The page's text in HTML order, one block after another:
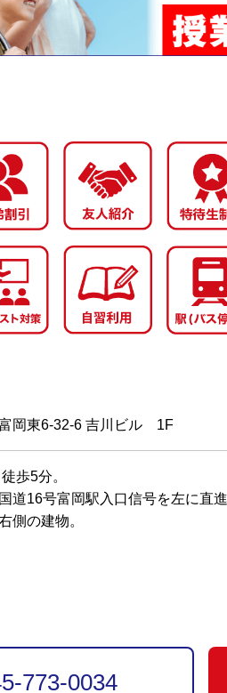
岡東6-32-6 吉川ビル 1F
歩5分。
道16号富岡駅入口信号を左に直
側の建物。
773-0034